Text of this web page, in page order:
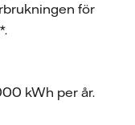
för
kWh per år.